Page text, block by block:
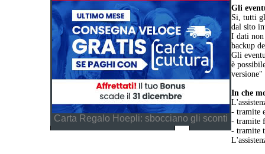
Carta Regalo Hoepli: sbocciano gli sconti
Gli
Si, tutti
dal sito
I dati
backup
Gli
è
versione"
In che
- tramite
- tramite
- tramite